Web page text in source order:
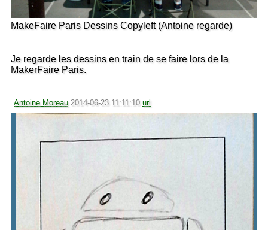
MakeFaire Paris Dessins Copyleft (Antoine regarde)
Je regarde les dessins en train de se faire lors de la
MakerFaire Paris.
Antoine Moreau 2014-06-23 11:11:10 url